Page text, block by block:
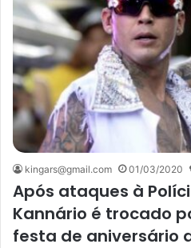
kingars@gmail.com 01/03/2020
Após ataques à
Kannário é trocado
festa de aniversário